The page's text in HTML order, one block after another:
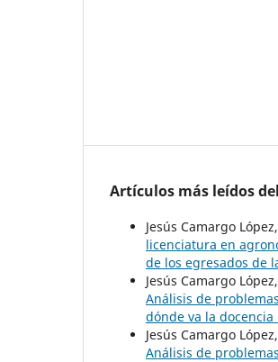
Artículos más leídos
Jesús Camargo
licenciatura en
de los egresados de
Jesús Camargo López,
Análisis de
dónde va la
Jesús Camargo López,
Análisis de